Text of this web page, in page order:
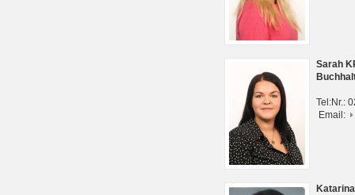
Sarah
Tel:Nr.:
Email: